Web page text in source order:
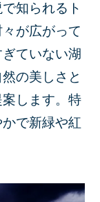
知られるト
が広がって
ていない湖
の美しさと
します。特
で新緑や紅